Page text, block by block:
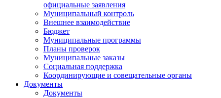
официальные заявления
Муниципальный контроль
Внешнее взаимодействие
Бюджет
Муниципальные программы
Планы проверок
Муниципальные заказы
Социальная поддержка
Координирующие и совещательные органы
Документы
Документы